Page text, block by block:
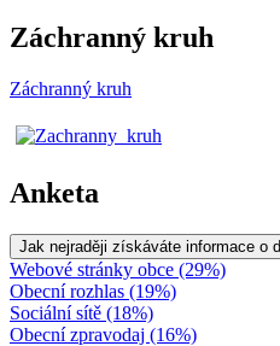
Záchranný kruh
Záchranný kruh
Anketa
Jak nejraději získáváte informace o
Webové stránky obce (29%)
Obecní rozhlas (19%)
Sociální sítě (18%)
Obecní zpravodaj (16%)